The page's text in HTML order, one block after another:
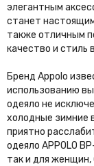
элегантным
станет
также отличным
качество и стиль
Бренд Appolo
использованию
одеяло не
холодные зимние
приятно
одеяло APPOLO
так и для женщин,